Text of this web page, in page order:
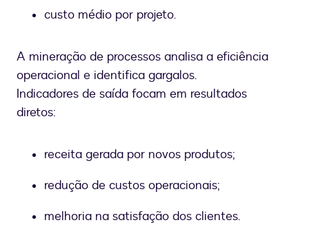
custo médio por projeto.
A mineração de processos analisa a eficiência
operacional e identifica gargalos.
Indicadores de saída focam em resultados
diretos:
receita gerada por novos produtos;
redução de custos operacionais;
melhoria na satisfação dos clientes.